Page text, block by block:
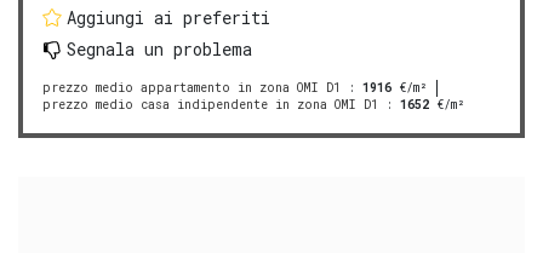
Aggiungi ai preferiti
Segnala un problema
prezzo medio appartamento in zona OMI D1 : 1916 €/m²
prezzo medio casa indipendente in zona OMI D1
: 1652 €/m²